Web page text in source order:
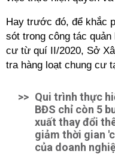
Hay trước đó, để khắc
sót trong công tác quản
cư từ quí II/2020, Sở
tra hàng loạt chung cư
>> Qui trình thực
BĐS chỉ còn 5
xuất thay đổi
giảm thời gian
của doanh